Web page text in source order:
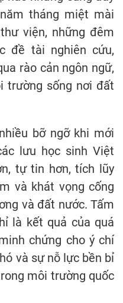
tháng miệt mài
viện, những đêm
đề tài nghiên cứu,
rào cản ngôn ngữ,
trường sống nơi đất
bỡ ngỡ khi mới
lưu học sinh Việt
tự tin hơn, tích lũy
và khát vọng cống
và đất nước. Tấm
là kết quả của quá
chứng cho ý chí
và sự nỗ lực bền bỉ
môi trường quốc